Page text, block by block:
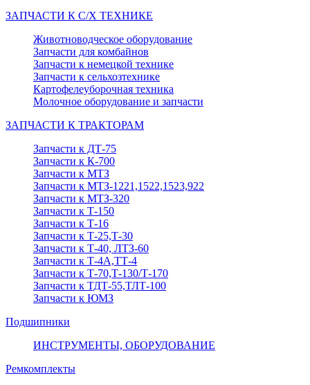
ЗАПЧАСТИ К С/Х ТЕХНИКЕ
Животноводческое оборудование
Запчасти для комбайнов
Запчасти к немецкой технике
Запчасти к сельхозтехнике
Картофелеуборочная техника
Молочное оборудование и запчасти
ЗАПЧАСТИ К ТРАКТОРАМ
Запчасти к ДТ-75
Запчасти к К-700
Запчасти к МТЗ
Запчасти к МТЗ-1221,1522,1523,922
Запчасти к МТЗ-320
Запчасти к Т-150
Запчасти к Т-16
Запчасти к Т-25,Т-30
Запчасти к Т-40, ЛТЗ-60
Запчасти к Т-4А,ТТ-4
Запчасти к Т-70,Т-130/Т-170
Запчасти к ТДТ-55,ТЛТ-100
Запчасти к ЮМЗ
Подшипники
ИНСТРУМЕНТЫ, ОБОРУДОВАНИЕ
Ремкомплекты